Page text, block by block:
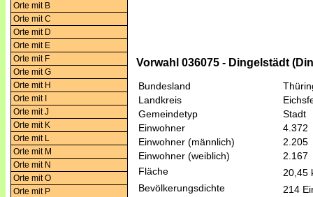
Orte mit B
Orte mit C
Orte mit D
Orte mit E
Orte mit F
Orte mit G
Orte mit H
Orte mit I
Orte mit J
Orte mit K
Orte mit L
Orte mit M
Orte mit N
Orte mit O
Orte mit P
Vorwahl 036075 - Dingelstädt
Bundesland
Landkreis
Gemeindetyp
Stadt
Einwohner
4.372
Einwohner (männlich)
2.205
Einwohner (weiblich)
2.167
Fläche
20,45
Bevölkerungsdichte
214